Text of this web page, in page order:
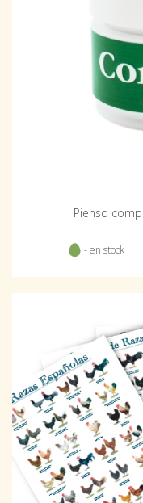
Pienso
- en stock